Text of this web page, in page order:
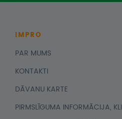
IMPRO
PAR MUMS
KONTAKTI
DĀVANU KARTE
PIRMSLĪGUMA INFORMĀCIJA,